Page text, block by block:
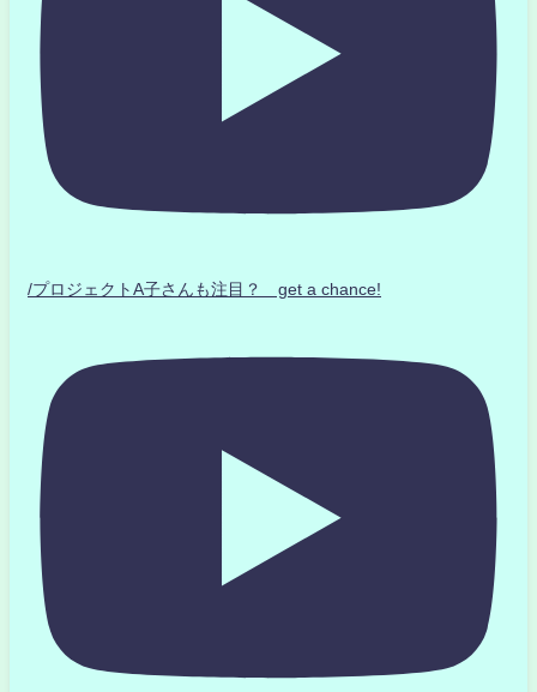
/プロジェクトA子さんも注目？ get a chance!